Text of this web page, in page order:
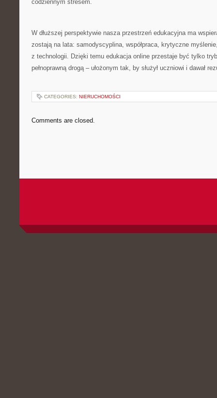
codziennym stresem.
W dłuższej perspektywie nasza przestrzeń edukacyjna ma
zostają na lata: samodyscyplina, współpraca, krytyczne
z technologii. Dzięki temu edukacja online przestaje być tylko
pełnoprawną drogą – ułożonym tak, by służył uczniowi i dawał
CATEGORIES: NIERUCHOMOŚCI
Comments are closed.